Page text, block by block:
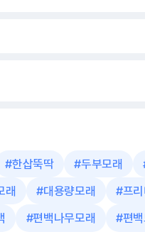
#한삽뚝딱 #두부모래
래 #대용량모래 #프
#편백나무모래 #편